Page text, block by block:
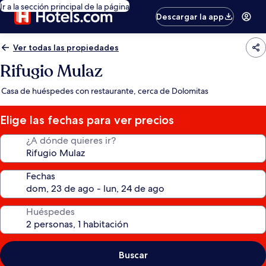
Ir a la sección principal de la página
Descargar la app
Ver todas las propiedades
Rifugio Mulaz
Casa de huéspedes con restaurante, cerca de Dolomitas
Elige las fechas para ver precios
¿A dónde quieres ir?
Fechas
Huéspedes
Buscar